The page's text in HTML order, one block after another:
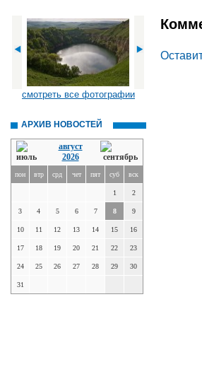
смотреть все фотографии
АРХИВ НОВОСТЕЙ
август
2026
пон втр срд чет пят суб вск
1 2
3 4 5 6 7 8 9
10 11 12 13 14 15 16
17 18 19 20 21 22 23
24 25 26 27 28 29 30
31